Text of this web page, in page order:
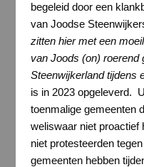
begeleid door een
van Joodse
zitten hier met een
van Joods (on) roerend
Steenwijkerland tijdens
is in 2023 opgeleverd.
toenmalige gemeenten
weliswaar niet proactief
niet protesteerden
gemeenten hebben